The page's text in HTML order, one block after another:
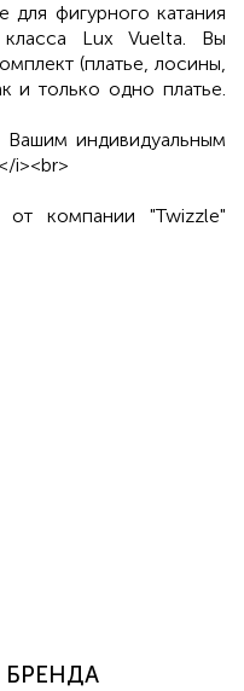
для фигурного катания
класса Lux Vuelta. Вы
(платье, лосины,
и только одно платье.
индивидуальным
i><br>
от компании "Twizzle"
БРЕНДА